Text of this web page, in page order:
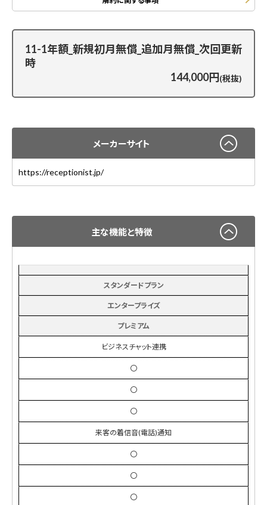
11-1年額_新規初月無償_追加月無償_次回更新
時
144,000円(税抜)
メーカーサイト
https://receptionist.jp/
主な機能と特徴
スタンダードプラン
エンタープライズ
プレミアム
ビジネスチャット連携
〇
〇
〇
来客の着信音(電話)通知
〇
〇
〇